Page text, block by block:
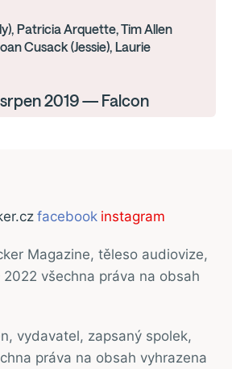
Patricia Arquette, Tim Allen
Cusack (Jessie), Laurie
2019 — Falcon
facebook instagram
Magazine, těleso audiovize,
všechna práva na obsah
vydavatel, zapsaný spolek,
práva na obsah vyhrazena